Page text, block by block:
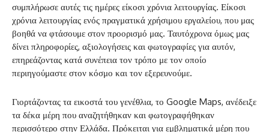
συμπλήρωσε αυτές τις ημέρες είκοσι χρόνια λειτουργίας. Είκοσι
χρόνια λειτουργίας ενός πραγματικά χρήσιμου εργαλείου, που μας
βοηθά να φτάσουμε στον προορισμό μας. Ταυτόχρονα όμως μας
δίνει πληροφορίες, αξιολογήσεις και φωτογραφίες για αυτόν,
επηρεάζοντας κατά συνέπεια τον τρόπο με τον οποίο
περιηγούμαστε στον κόσμο και τον εξερευνούμε.
Γιορτάζοντας τα εικοστά του γενέθλια, το Google Maps, ανέδειξε
τα δέκα μέρη που αναζητήθηκαν και φωτογραφήθηκαν
περισσότερο στην Ελλάδα. Πρόκειται για εμβληματικά μέρη που